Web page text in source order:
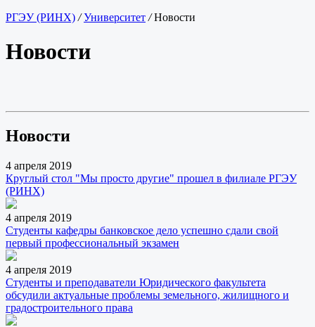
РГЭУ (РИНХ) /Университет /Новости
Новости
Новости
4 апреля 2019
Круглый стол "Мы просто другие" прошел в филиале РГЭУ
(РИНХ)
4 апреля 2019
Студенты кафедры банковское дело успешно сдали свой
первый профессиональный экзамен
4 апреля 2019
Студенты и преподаватели Юридического факультета
обсудили актуальные проблемы земельного, жилищного и
градостроительного права